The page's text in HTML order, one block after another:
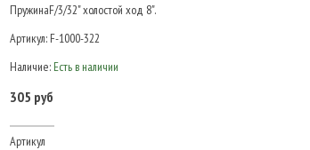
ПружинаF/3/32" холостой ход 8".
Артикул: F-1000-322
Наличие: Есть в наличии
305 руб
Артикул